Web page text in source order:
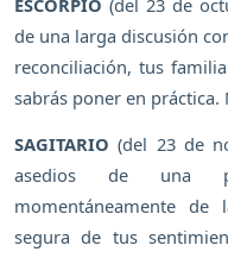
de una larga discusión
reconciliación, tus
sabrás poner en práctica.
SAGITARIO (del 23 de
asedios de una
momentáneamente
segura de tus